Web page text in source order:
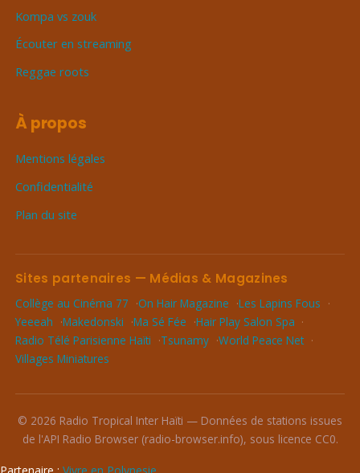
Kompa vs zouk
Écouter en streaming
Reggae roots
À propos
Mentions légales
Confidentialité
Plan du site
Sites partenaires — Médias & Magazines
Collège au Cinéma 77 On Hair Magazine
Les Lapins Fous
Yeeeah
Makedonski Ma Sé Fée
Hair Play Salon Spa
Radio Télé Parisienne Haïti
Tsunamy
World Peace Net
Villages Miniatures
© 2026 Radio Tropical Inter Haïti — Données de stations issues
de l'API Radio Browser (radio-browser.info), sous licence CC0.
Partenaire : Vivre en Polynesie